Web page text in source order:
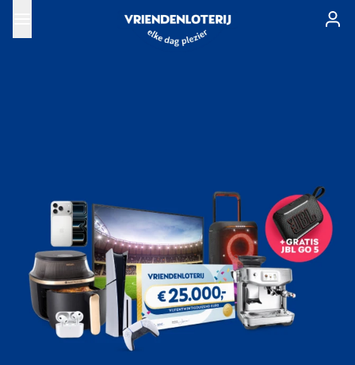
Ga naar de hoofdinhoud
Rituals gift set cadeau